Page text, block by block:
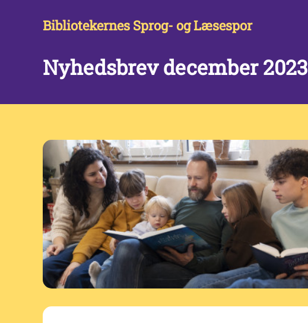
Bibliotekernes Sprog- og Læsespor
Nyhedsbrev december 2023